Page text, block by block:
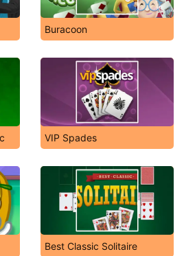
Buracoon
VIP Spades
Best Classic Solitaire